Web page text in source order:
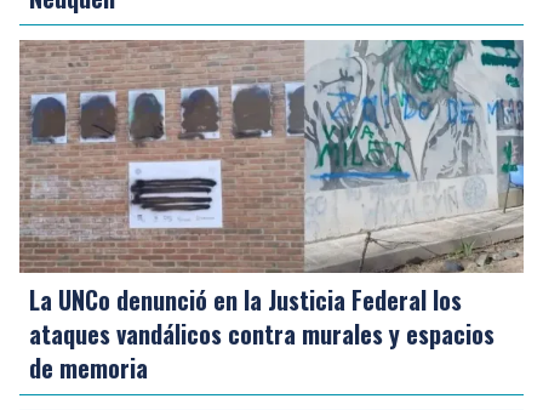
La UNCo denunció en la Justicia Federal los
ataques vandálicos contra murales y espacios
de memoria